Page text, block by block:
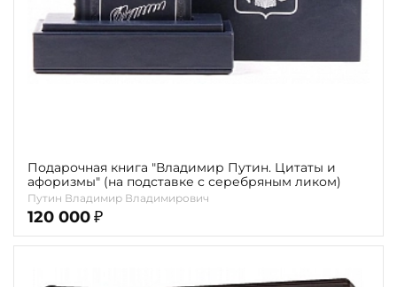
Подарочная книга "Владимир Путин. Цитаты и
афоризмы" (на подставке с серебряным ликом)
Путин Владимир Владимирович
120 000 ₽